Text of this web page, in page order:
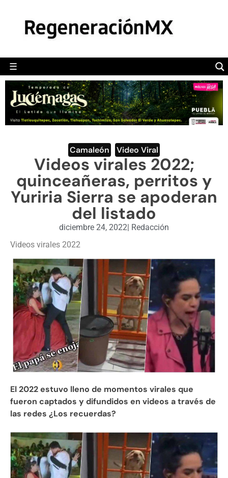
☰
POLÍTICA
CAMALEÓN
OPINIÓN
DEPORTES
ENGLISH SECTION
VIDEOS
Camaleón Video Viral
Videos virales 2022;
quinceañeras, perritos y
Yuriria Sierra se apoderan
del listado
diciembre 24, 2022| Redacción
Videos virales 2022
El 2022 estuvo lleno de momentos virales que
fueron captados y difundidos en videos a través de
las redes ¿Los recuerdas?